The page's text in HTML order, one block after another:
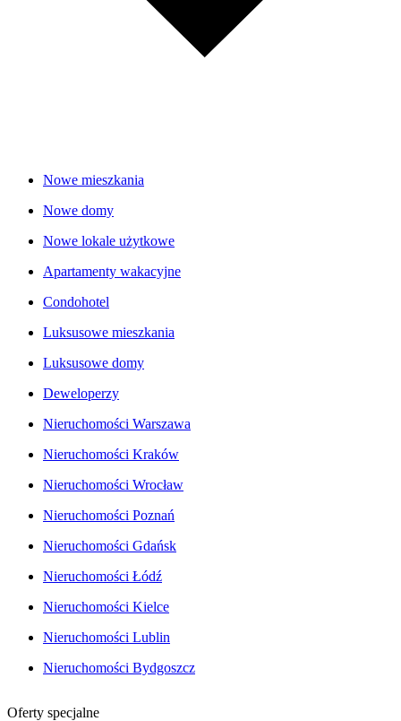
Nowe mieszkania
Nowe domy
Nowe lokale użytkowe
Apartamenty wakacyjne
Condohotel
Luksusowe mieszkania
Luksusowe domy
Deweloperzy
Nieruchomości Warszawa
Nieruchomości Kraków
Nieruchomości Wrocław
Nieruchomości Poznań
Nieruchomości Gdańsk
Nieruchomości Łódź
Nieruchomości Kielce
Nieruchomości Lublin
Nieruchomości Bydgoszcz
Oferty specjalne